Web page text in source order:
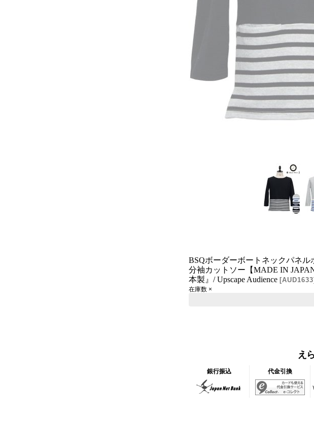
BSQボーダーボートネックパネル
分袖カットソー【MADE IN
本製』/ Upscape Audience [AUD1633]
在庫数 ×
え
銀行振込 代金引換